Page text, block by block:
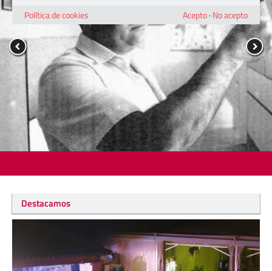
Destacamos
Política de cookies
Acepto· No acepto